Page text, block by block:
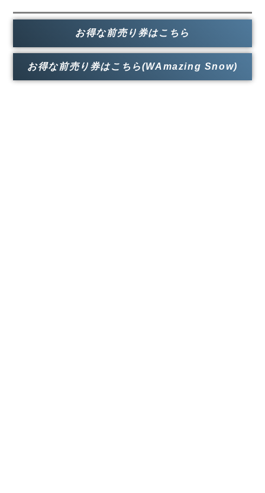
お得な前売り券はこちら
お得な前売り券はこちら(WAmazing Snow)